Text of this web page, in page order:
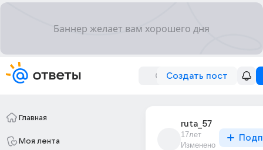
Создать пост
Главная
Моя лента
ruta_57
17лет
Изменено